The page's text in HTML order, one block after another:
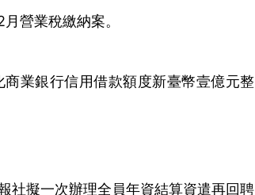
營業稅繳納案。
業銀行信用借款額度新臺幣壹億元整
社擬一次辦理全員年資結算資遣再回聘